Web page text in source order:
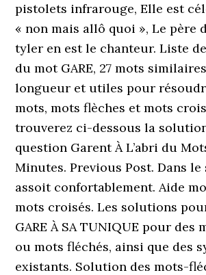
pistolets infrarouge, Elle est
« non mais allô quoi », Le père
tyler en est le chanteur. Liste
du mot GARE, 27 mots
longueur et utiles pour
mots, mots flèches et mots
trouverez ci-dessous la
question Garent À L’abri du
Minutes. Previous Post. Dans le
assoit confortablement. Aide
mots croisés. Les solutions
GARE À SA TUNIQUE pour des
ou mots fléchés, ainsi que des
existants. Solution des mots-